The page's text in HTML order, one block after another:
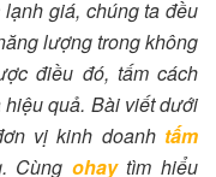
giá, chúng ta đều
lượng trong không
điều đó, tấm cách
quả. Bài viết dưới
vị kinh doanhtấm
Cùng ohaytìm hiểu